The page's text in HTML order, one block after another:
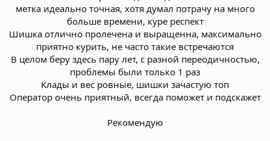
метка идеально точная, хотя думал потрачу на много
больше времени, куре респект
Шишка отлично пролечена и выращенна, максимально
приятно курить, не часто такие встречаются
В целом беру здесь пару лет, с разной переодичностью,
проблемы были только 1 раз
Клады и вес ровные, шишки зачастую топ
Оператор очень приятный, всегда поможет и подскажет
Рекомендую